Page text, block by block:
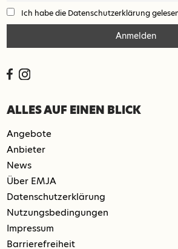
Ich habe die Datenschutzerklärung
ALLES AUF EINEN BLICK
Angebote
Anbieter
News
Über EMJA
Datenschutzerklärung
Nutzungsbedingungen
Impressum
Barrierefreiheit